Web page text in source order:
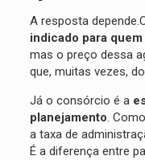
A resposta
indicado para
mas o preço dessa
que, muitas vezes,
Já o consórcio é a
planejamento.
a taxa de
É a diferença entre